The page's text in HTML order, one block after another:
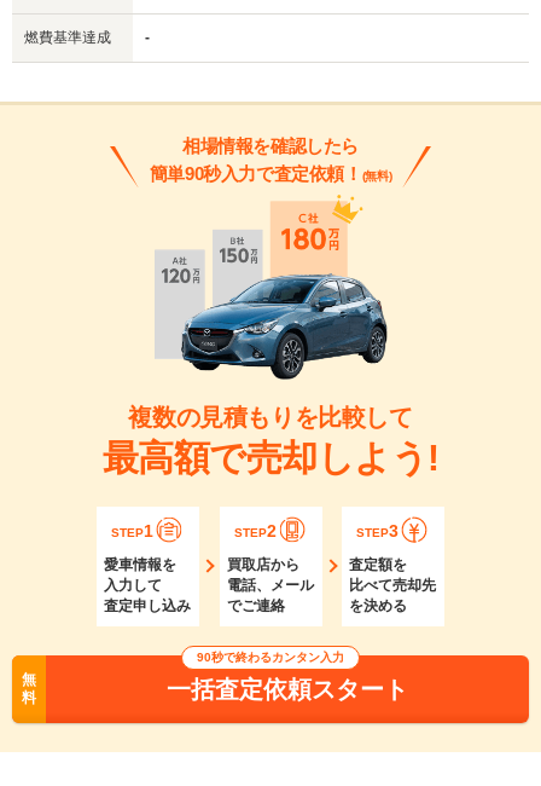
燃費基準達成 -
相場情報を確認したら
簡単90秒入力で査定依頼！ (無料)
複数の見積もりを比較して
最高額で売却しよう!
STEP1
愛車情報を
入力して
査定申し込み
STEP2
買取店から
電話、メール
でご連絡
STEP3
査定額を
比べて売却先
を決める
無
料
90秒で終わるカンタン入力
一括査定依頼スタート